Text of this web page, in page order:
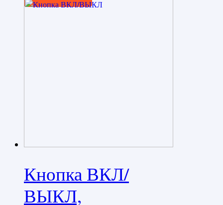
Кнопка ВКЛ/
ВЫКЛ,